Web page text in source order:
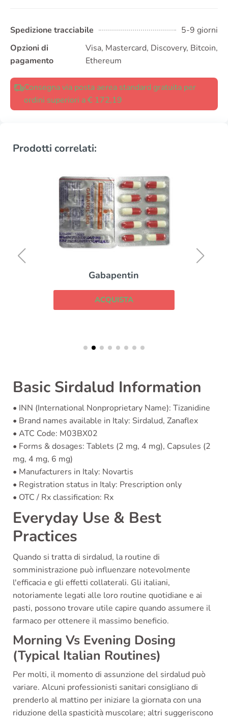
Spedizione tracciabile
5-9 giorni
Opzioni di
pagamento
Visa, Mastercard, Discovery, Bitcoin,
Ethereum
Consegna via posta aerea standard gratuita per
ordini superiori a € 172,19
Prodotti correlati:
Gabapentin
ACQUISTA
Basic Sirdalud Information
• INN (International Nonproprietary Name): Tizanidine
• Brand names available in Italy: Sirdalud, Zanaflex
• ATC Code: M03BX02
• Forms & dosages: Tablets (2 mg, 4 mg), Capsules (2
mg, 4 mg, 6 mg)
• Manufacturers in Italy: Novartis
• Registration status in Italy: Prescription only
• OTC / Rx classification: Rx
Everyday Use & Best
Practices
Quando si tratta di sirdalud, la routine di
somministrazione può influenzare notevolmente
l'efficacia e gli effetti collaterali. Gli italiani,
notoriamente legati alle loro routine quotidiane e ai
pasti, possono trovare utile capire quando assumere il
farmaco per ottenere il massimo beneficio.
Morning Vs Evening Dosing
(Typical Italian Routines)
Per molti, il momento di assunzione del sirdalud può
variare. Alcuni professionisti sanitari consigliano di
prenderlo al mattino per iniziare la giornata con una
riduzione della spasticità muscolare; altri suggeriscono